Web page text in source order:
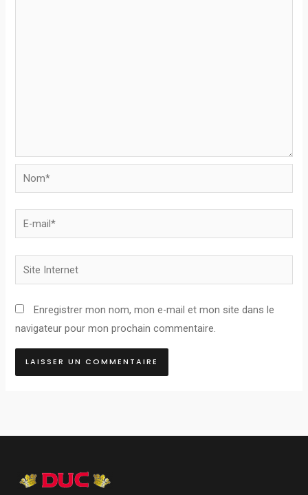
Nom*
E-
mail*
Site
Internet
Enregistrer mon nom, mon e-mail et mon site dans le
navigateur pour mon prochain commentaire.